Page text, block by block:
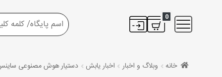
0
خانه وبلاگ و اخبار اخبار یابش دستیار هوش مصنوعی